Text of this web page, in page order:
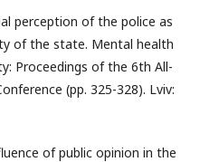
perception of the police as
of the state. Mental health
Proceedings of the 6th All-
(pp. 325-328). Lviv:
of public opinion in the